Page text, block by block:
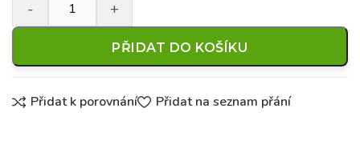
PŘIDAT DO KOŠÍKU
Přidat k porovnání Přidat na seznam přání